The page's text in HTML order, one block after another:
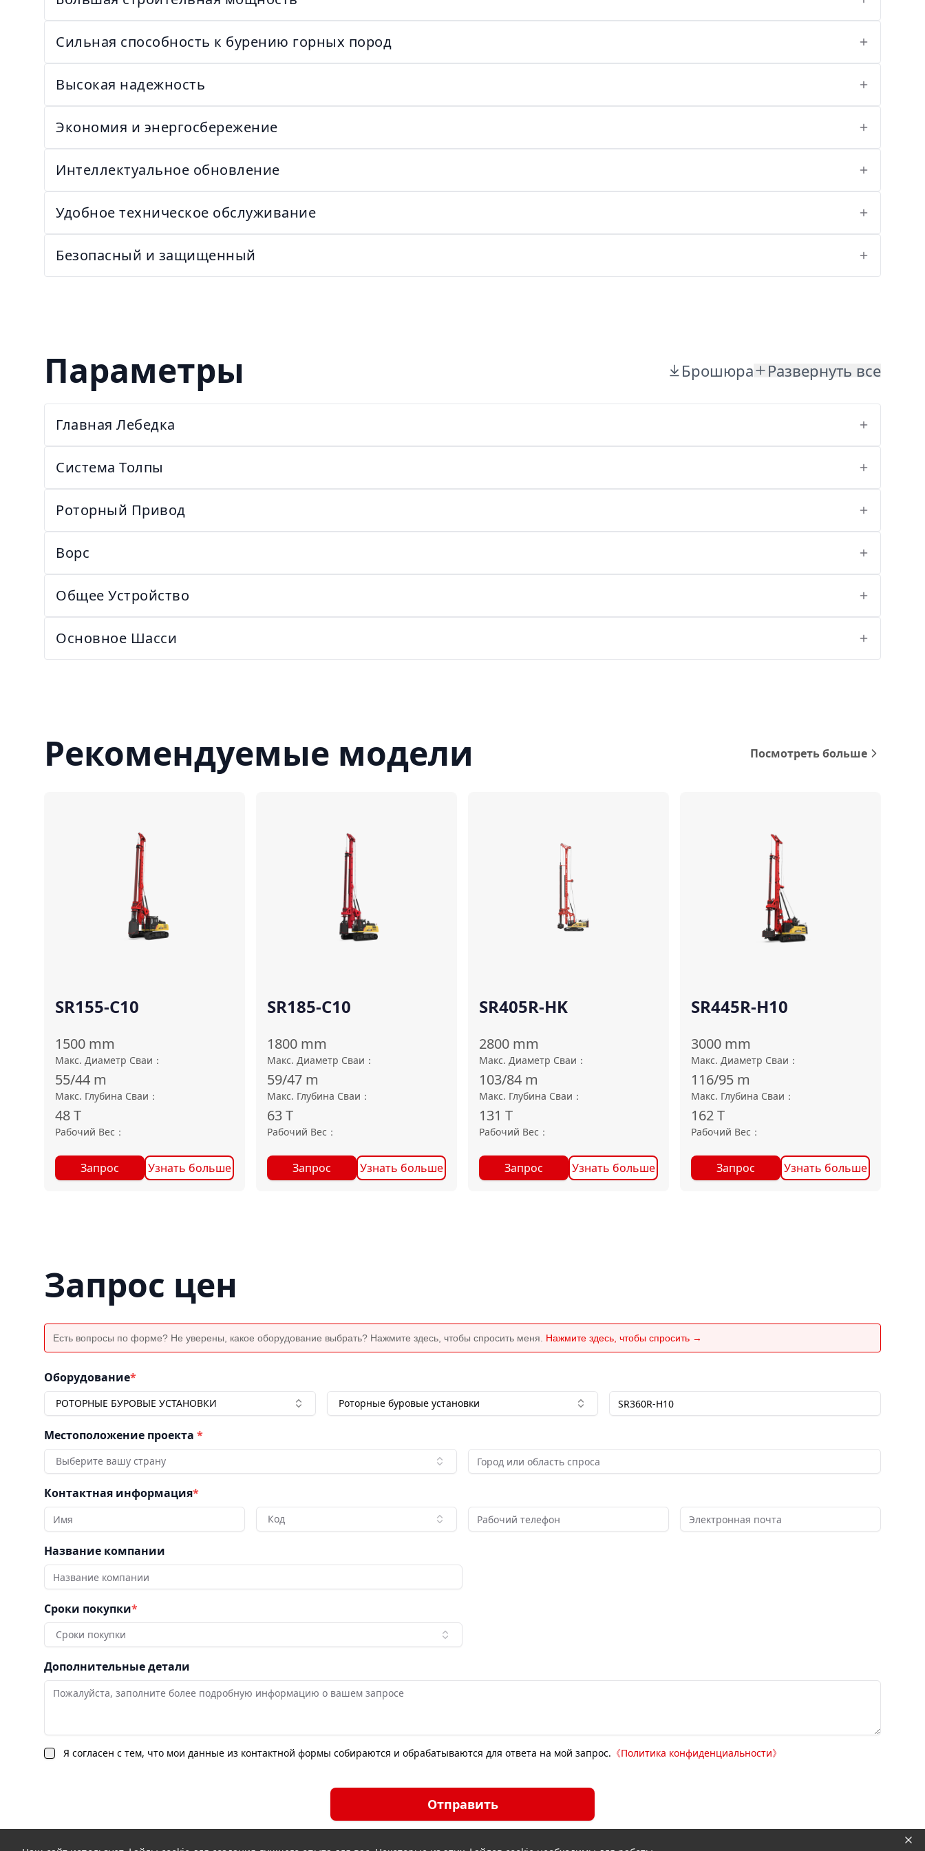
Сильная способность к бурению горных пород
Высокая надежность
Экономия и энергосбережение
Интеллектуальное обновление
Удобное техническое обслуживание
Безопасный и защищенный
Параметры Брошюра Развернуть все
Главная Лебедка
Система Толпы
Роторный Привод
Ворс
Общее Устройство
Основное Шасси
Рекомендуемые модели Посмотреть больше
SR155-C10
1500 mm
Макс. Диаметр Сваи ：
55/44 m
Макс. Глубина Сваи ：
48T
Рабочий Вес ：
Запрос Узнать больше
SR185-C10
1800 mm
Макс. Диаметр Сваи ：
59/47 m
Макс. Глубина Сваи ：
63T
Рабочий Вес ：
Запрос Узнать больше
SR405R-HK
2800 mm
Макс. Диаметр Сваи ：
103/84 m
Макс. Глубина Сваи ：
131 T
Рабочий Вес ：
Запрос Узнать больше
SR445R-H10
3000 mm
Макс. Диаметр Сваи ：
116/95 m
Макс. Глубина Сваи ：
162T
Рабочий Вес ：
Запрос Узнать больше
Запрос цен
Есть вопросы по форме? Не уверены, какое оборудование выбрать? Нажмите здесь, чтобы спросить меня. Нажмите здесь, чтобы спросить →
Оборудование*
РОТОРНЫЕ БУРОВЫЕ УСТАНОВКИ Роторные буровые установки
Местоположение проекта *
Выберите вашу страну
Контактная информация*
Код
Название компании
Сроки покупки*
Сроки покупки
Дополнительные детали
Я согласен с тем, что мои данные из контактной формы собираются и обрабатываются для ответа на мой запрос. 《Политика конфиденциальности》
Отправить